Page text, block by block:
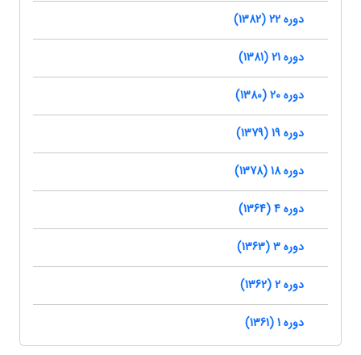
دوره 22 (1382)
دوره 21 (1381)
دوره 20 (1380)
دوره 19 (1379)
دوره 18 (1378)
دوره 4 (1364)
دوره 3 (1363)
دوره 2 (1362)
دوره 1 (1361)